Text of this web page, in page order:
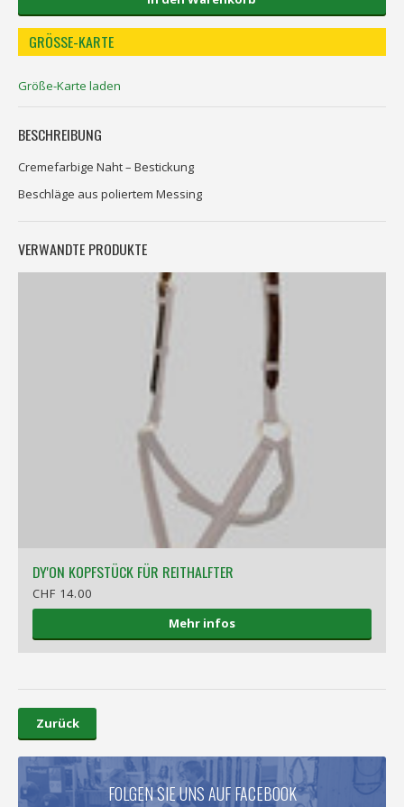
GRÖSSE-KARTE
Größe-Karte laden
BESCHREIBUNG
Cremefarbige Naht – Bestickung
Beschläge aus poliertem Messing
VERWANDTE PRODUKTE
DY'ON KOPFSTÜCK FÜR REITHALFTER
CHF 14.00
Mehr infos
Zurück
FOLGEN SIE UNS AUF FACEBOOK